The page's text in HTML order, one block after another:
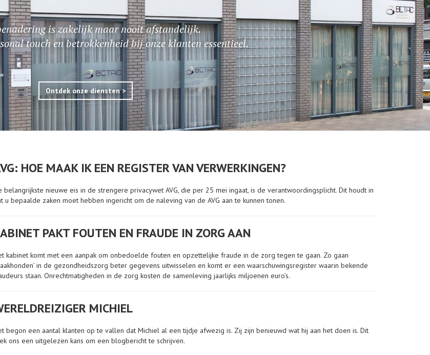
is zakelijk maar nooit afstandelijk.
touch en betrokkenheid bij onze klanten essentieel.
Ontdek onze diensten >
HOE MAAK IK EEN REGISTER VAN VERWERKINGEN?
belangrijkste nieuwe eis in de strengere privacywet AVG, die per 25 mei ingaat, is de verantwoordingsplicht. Dit houdt in
u bepaalde zaken moet hebben ingericht om de naleving van de AVG aan te kunnen tonen.
PAKT FOUTEN EN FRAUDE IN ZORG AAN
kabinet komt met een aanpak om onbedoelde fouten en opzettelijke fraude in de zorg tegen te gaan. Zo gaan
in de gezondheidszorg beter gegevens uitwisselen en komt er een waarschuwingsregister waarin bekende
staan. Onrechtmatigheden in de zorg kosten de samenleving jaarlijks miljoenen euro’s.
MICHIEL
begon een aantal klanten op te vallen dat Michiel al een tijdje afwezig is. Zij zijn benieuwd wat hij aan het doen is. Dit
ons een uitgelezen kans om een blogbericht te schrijven.